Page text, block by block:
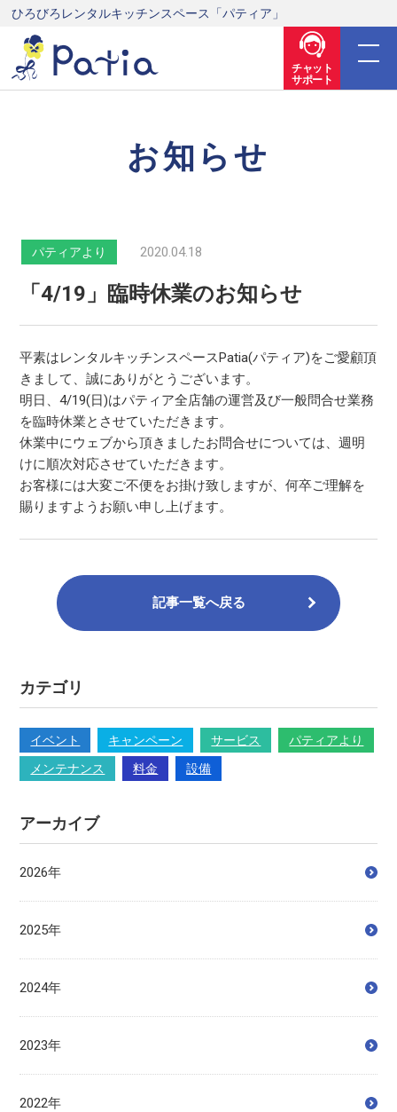
ひろびろレンタルキッチンスペース「パティア」
チャット
サポート
お知らせ
パティアより 2020.04.18
「4/19」臨時休業のお知らせ
平素はレンタルキッチンスペースPatia(パティア)をご愛顧頂
きまして、誠にありがとうございます。
明日、4/19(日)はパティア全店舗の運営及び一般問合せ業務
を臨時休業とさせていただきます。
休業中にウェブから頂きましたお問合せについては、週明
けに順次対応させていただきます。
お客様には大変ご不便をお掛け致しますが、何卒ご理解を
賜りますようお願い申し上げます。
記事一覧へ戻る
カテゴリ
イベント キャンペーン サービス
パティアより
メンテナンス
料金 設備
アーカイブ
2026年
2025年
2024年
2023年
2022年